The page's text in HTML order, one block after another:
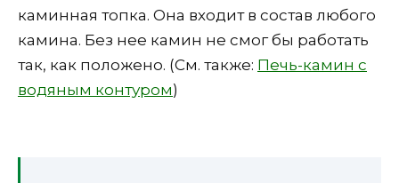
каминная топка. Она входит в состав любого
камина. Без нее камин не смог бы работать
так, как положено. (См. также: Печь-камин с
водяным контуром)